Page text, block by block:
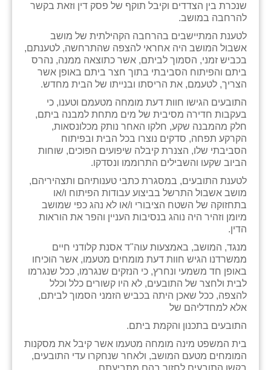
שנכרת בין הצדדים וקיבל תוקף של פסק דין וזאת בקשר
להרחבה במושב.
לטענת המתיישבים בהרחבה הקהילתית של מושב
אשבול המושב היה אחראי להצפה שהתרחשה, לטענתם,
בכביש זמני, הסמוך לביתם, אשר כתוצאה ממנה, נהרס
ביתם והפיתוח הסביבתי בתוך חצר ביתם באופן אשר
הצריך, לטעמם, את הריסתו ובנייתו של הבית מחדש.
התובעים הגישו חוות דעת מומחה מטעמם וטענו, כי
בעקבות חדירה מסיבית של מים מתחת למבנה ביתם,
חלק מהמבנה שקע, חלקו האחר נותק מכלונסאות,
הקרקע תפחה, סדקים נוצרו בכל הבית ובפיתוח
הסביבתי שלו, הצנרת קיבלה שיפועים הפוכים, שוחות
הביוב שקעו והשבילים התרוממו ונסדקו.
לטענת התובעים, במסגרת כתבי טענותיהם ותצהיריהם,
מושב אשבול התרשל בביצוע עבודות הפיתוח ו/או
בתחזוקה של השטח הציבורי ו/או לא נהג כפי שמושב
מיומן וזהיר היה נוהג בנסיבות העניין והפר את הוראות
הדין.
מנגד, המושב, באמצעות עוה"ד אסנת קלודני חיים
ממשרדנו הגיש חוות דעת מומחים מטעמו, אשר הוכיחו
באופן חד משמעי ונחרץ, כי הנזקים שנגרמו, ככל שנגרמו
לבית ולחצר של התובעים, לא היו קשורים כלל וכלל
להצפה, ככל שאכן היתה בכביש הזמני הסמוך לביתם,
אלא למחדליהם של
התובעים בתכנון והקמת ביתם.
בית המשפט מינה מומחה מטעמו אשר קיבל את מסקנות
המומחים מטעם המושב, ולאחר שנחקרו עדי התובעים,
בקשו התובעים לחזור בהם מתביעתם.
גני יהודה
גנות
ורד יריחו
דקל
זוהר
הדר עם
חבצלת השרון
חמרה
חרב לאת
יבול (מורג)
יקנעם
כליל
יד השמונה
כפר אביב
כפר ביאליק